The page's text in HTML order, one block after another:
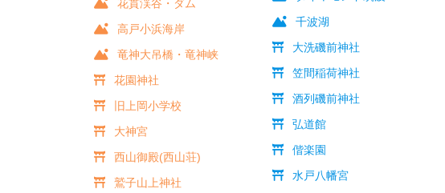
花貫渓谷・ダム
高戸小浜海岸
竜神大吊橋・竜神峡
花園神社
旧上岡小学校
大神宮
西山御殿(西山荘)
鷲子山上神社
千波湖
大洗磯前神社
笠間稲荷神社
酒列磯前神社
弘道館
偕楽園
水戸八幡宮